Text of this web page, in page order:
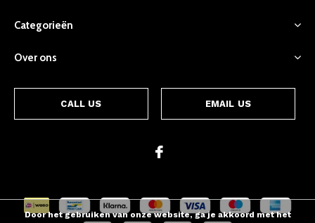
Categorieën
Over ons
CALL US EMAIL US
Door het gebruiken van onze website, ga je akkoord met het